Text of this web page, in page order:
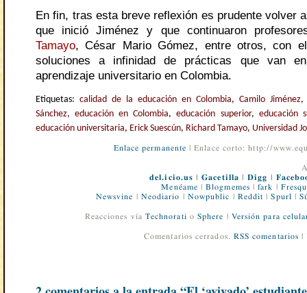
En fin, tras esta breve reflexión es prudente volver
que inició Jiménez y que continuaron
Tamayo, César Mario Gómez, entre otros, con
soluciones a infinidad de prácticas que van
aprendizaje universitario en Colombia.
Etiquetas: calidad de la educación en Colombia, Camilo Jiménez
Sánchez,educación en Colombia,educación superior, educación
educación universitaria, Erick Suescún, Richard Tamayo, Universidad
Enlace permanente | Enlace corto: http://
del.icio.us |Gacetilla |Digg
Menéame |Blogmemes |fark
Newsvine
Neodiario Nowpublic Reddit |Spurl |
Reacciones vía Technorati o Sphere Versión para
Comentarios cerrados. RSS comentarios |